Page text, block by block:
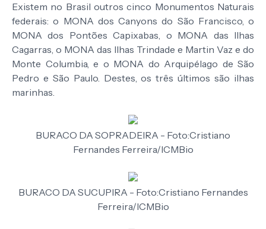
Existem no Brasil outros cinco Monumentos Naturais
federais: o MONA dos Canyons do São Francisco, o
MONA dos Pontões Capixabas, o MONA das Ilhas
Cagarras, o MONA das Ilhas Trindade e Martin Vaz e do
Monte Columbia, e o MONA do Arquipélago de São
Pedro e São Paulo. Destes, os três últimos são ilhas
marinhas.
BURACO DA SOPRADEIRA - Foto:Cristiano
Fernandes Ferreira/ICMBio
BURACO DA SUCUPIRA - Foto:Cristiano Fernandes
Ferreira/ICMBio